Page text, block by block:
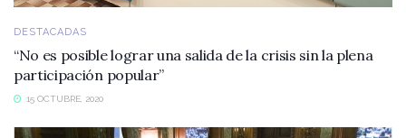
DESTACADAS
“No es posible lograr una salida de la crisis sin la plena
participación popular”
15 OCTUBRE, 2020